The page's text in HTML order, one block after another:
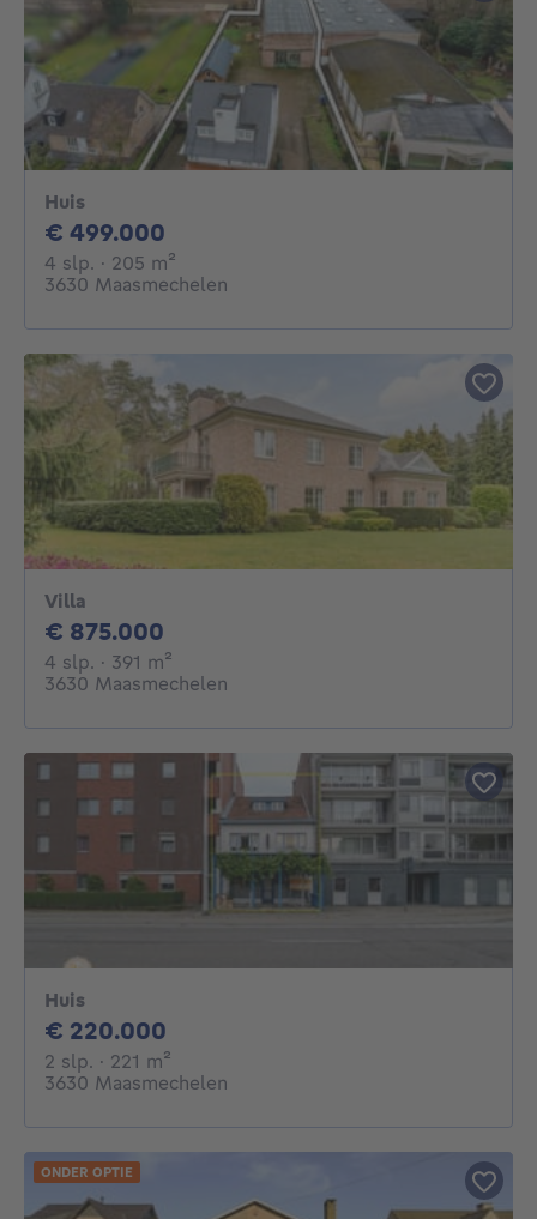
Huis
€ 499.000
4 slp. 4 slaapkamers
· 205 m²
3630 Maasmechelen
Villa
€ 875.000
4 slp. 4 slaapkamers
· 391 m²
3630 Maasmechelen
Huis
€ 220.000
2 slp. 2 slaapkamers
· 221 m²
3630 Maasmechelen
ONDER OPTIE